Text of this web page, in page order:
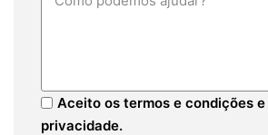
Aceito os termos e condições
privacidade.